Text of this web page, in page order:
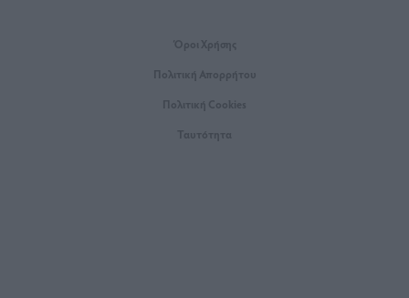
Όροι Xρήσης
Πολιτική Απορρήτου
Πολιτική Cookies
Ταυτότητα